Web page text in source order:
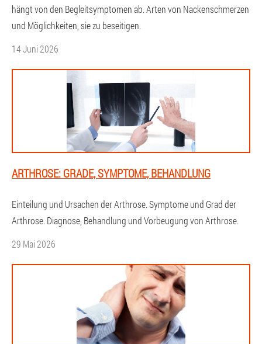
hängt von den Begleitsymptomen ab. Arten von Nackenschmerzen
und Möglichkeiten, sie zu beseitigen.
14 Juni 2026
ARTHROSE: GRADE, SYMPTOME, BEHANDLUNG
Einteilung und Ursachen der Arthrose. Symptome und Grad der
Arthrose. Diagnose, Behandlung und Vorbeugung von Arthrose.
29 Mai 2026